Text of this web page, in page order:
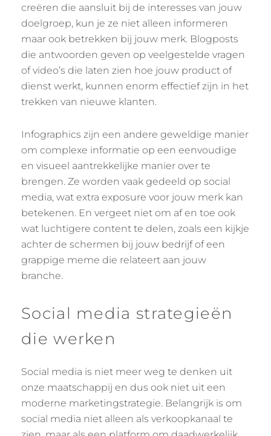
creëren die aansluit bij de interesses van jouw
doelgroep, kun je ze niet alleen informeren
maar ook betrekken bij jouw merk. Blogposts
die antwoorden geven op veelgestelde vragen
of video’s die laten zien hoe jouw product of
dienst werkt, kunnen enorm effectief zijn in het
trekken van nieuwe klanten.
Infographics zijn een andere geweldige manier
om complexe informatie op een eenvoudige
en visueel aantrekkelijke manier over te
brengen. Ze worden vaak gedeeld op social
media, wat extra exposure voor jouw merk kan
betekenen. En vergeet niet om af en toe ook
wat luchtigere content te delen, zoals een kijkje
achter de schermen bij jouw bedrijf of een
grappige meme die relateert aan jouw
branche.
Social media strategieën
die werken
Social media is niet meer weg te denken uit
onze maatschappij en dus ook niet uit een
moderne marketingstrategie. Belangrijk is om
social media niet alleen als verkoopkanaal te